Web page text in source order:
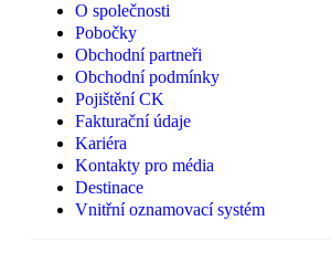
O společnosti
Pobočky
Obchodní partneři
Obchodní podmínky
Pojištění CK
Fakturační údaje
Kariéra
Kontakty pro média
Destinace
Vnitřní oznamovací systém